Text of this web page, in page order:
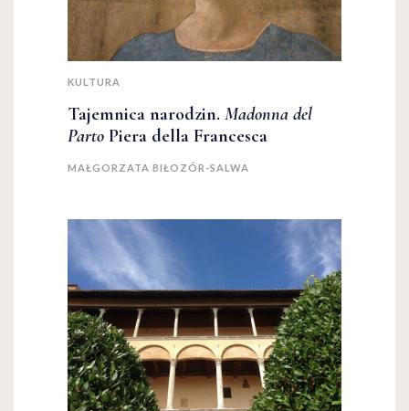
KULTURA
Tajemnica narodzin. Madonna del
Parto Piera della Francesca
MAŁGORZATA BIŁOZÓR-SALWA